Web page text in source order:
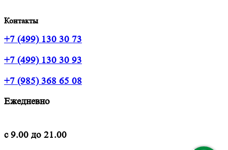
Контакты
+7 (499) 130 30 73
+7 (499) 130 30 93
+7 (985) 368 65 08
Ежедневно
с 9.00 до 21.00